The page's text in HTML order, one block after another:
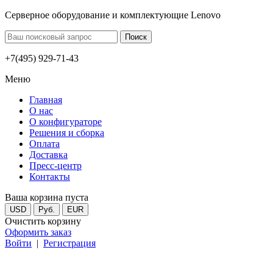
Серверное оборудование и комплектующие Lenovo
+7(495) 929-71-43
Меню
Главная
О нас
О конфигураторе
Решения и сборка
Оплата
Доставка
Пресс-центр
Контакты
Ваша корзина пуста
USD Руб. EUR
Очистить корзину
Оформить заказ
Войти | Регистрация